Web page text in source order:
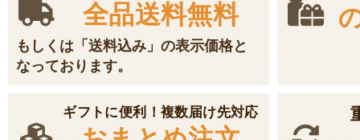
全品送料無料
もしくは「送料込み」の表示価格と
なっております。
ギフトに便利！複数届け先対応